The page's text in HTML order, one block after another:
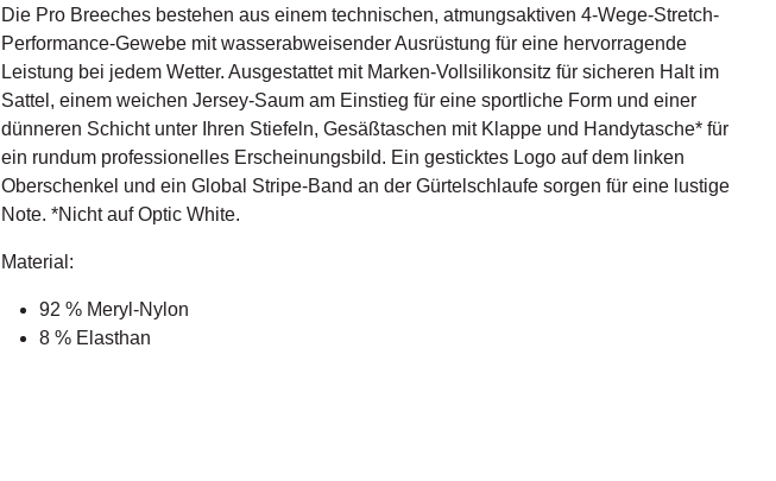
Die Pro Breeches bestehen aus einem technischen, atmungsaktiven 4-Wege-Stretch-
Performance-Gewebe mit wasserabweisender Ausrüstung für eine hervorragende
Leistung bei jedem Wetter. Ausgestattet mit Marken-Vollsilikonsitz für sicheren Halt im
Sattel, einem weichen Jersey-Saum am Einstieg für eine sportliche Form und einer
dünneren Schicht unter Ihren Stiefeln, Gesäßtaschen mit Klappe und Handytasche* für
ein rundum professionelles Erscheinungsbild. Ein gesticktes Logo auf dem linken
Oberschenkel und ein Global Stripe-Band an der Gürtelschlaufe sorgen für eine lustige
Note. *Nicht auf Optic White.
Material:
92 % Meryl-Nylon
8 % Elasthan